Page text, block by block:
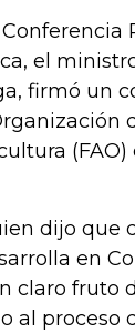
el
firmó un
dijo que
en
claro fruto
al proceso